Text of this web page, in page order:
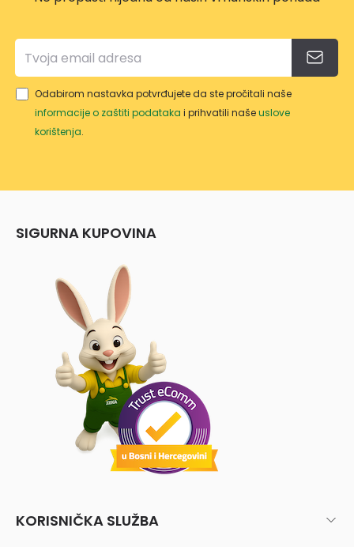
Odabirom nastavka potvrđujete da ste pročitali naše
informacije o zaštiti podataka i prihvatili našeuslove
korištenja.
SIGURNA KUPOVINA
KORISNIČKA SLUŽBA